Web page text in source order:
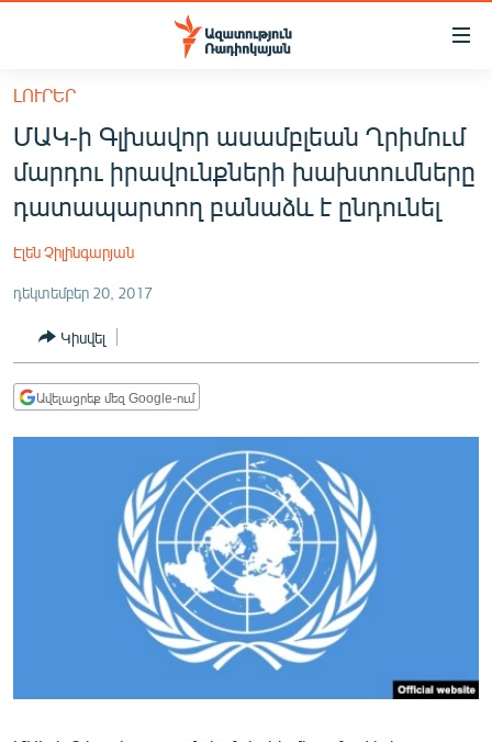
Մատչելիության
հիմնական
բովանդակությանը
Անցնել
հիմնական
մենյուին
ՀԱՅԱՍՏԱՆ
ՔԱՂԱՔԱԿԱՆ
ՏՆՏԵՍՈՒԹՅՈՒՆ
ՂԱՐԱԲԱՂ
ՏԱՐԱԾԱՇՐՋԱՆ
ՄԻՋԱԶԳԱՅԻՆ
ՄԵԿՆԱԲԱՆՈՒԹՅՈՒՆ
ԼՈՒՐԵՐ
ՄԱԿ-ի Գլխավոր ասամբլեան Ղրիմում
մարդու իրավունքների խախտումները
դատապարտող բանաձև է ընդունել
Էլեն Չիլինգարյան
դեկտեմբեր 20, 2017
Կիսվել
Ավելացրեք մեզ Google-ում